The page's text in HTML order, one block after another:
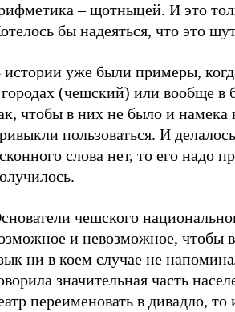
– щотныцей. И это
бы надеяться, что это
уже были примеры,
(чешский) или вообще в
чтобы в них не было и
пользоваться. И
слова нет, то его надо
чешского
и невозможное, чтобы
ни в коем случае не
значительная часть
переименовать в дивадло,